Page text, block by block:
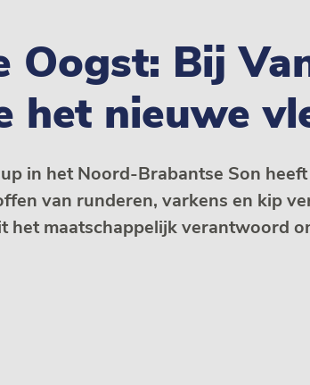
Oogst: Bij
het nieuwe
in het Noord-Brabantse Son
van runderen, varkens en kip
het maatschappelijk verantwoord